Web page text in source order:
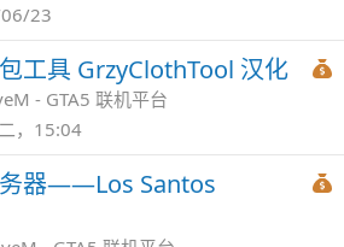
23
工具 GrzyClothTool 汉化
- GTA5 联机平台
，15:04
器——Los Santos